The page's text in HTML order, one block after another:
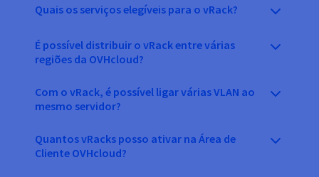
Quais os serviços elegíveis para o vRack?
É possível distribuir o vRack entre várias
regiões da OVHcloud?
Com o vRack, é possível ligar várias VLAN ao
mesmo servidor?
Quantos vRacks posso ativar na Área de
Cliente OVHcloud?